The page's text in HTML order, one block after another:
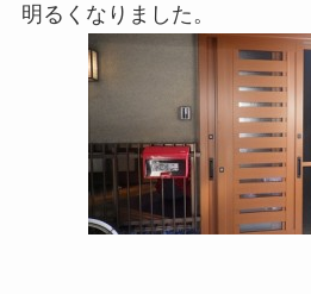
明るくなりました。